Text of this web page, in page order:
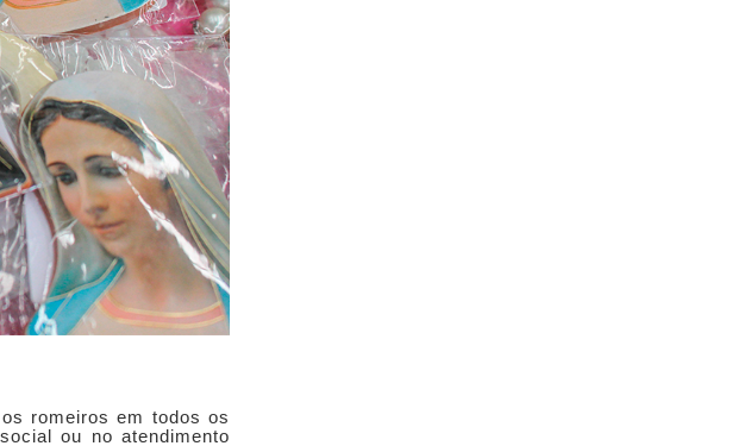
romeiros em todos os
ou no atendimento